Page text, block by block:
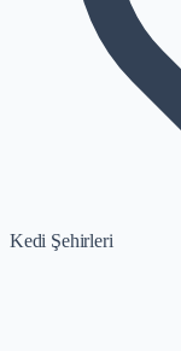
Kedi Şehirleri